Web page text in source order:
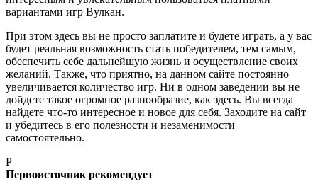
вариантами игр Вулкан.
При этом здесь вы не просто заплатите и будете играть, а у вас
будет реальная возможность стать победителем, тем самым,
обеспечить себе дальнейшую жизнь и осуществление своих
желаний. Также, что приятно, на данном сайте постоянно
увеличивается количество игр. Ни в одном заведении вы не
дойдете такое огромное разнообразие, как здесь. Вы всегда
найдете что-то интересное и новое для себя. Заходите на сайт
и убедитесь в его полезности и незаменимости
самостоятельно.
P
Первоисточник рекомендует